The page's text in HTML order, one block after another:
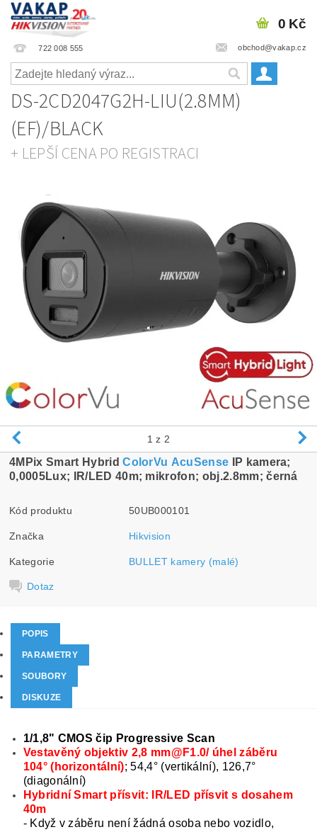
722 008 555 obchod@vakap.cz
0 Kč
DS-2CD2047G2H-LIU(2.8MM)
(EF)/BLACK
+ LEPŠÍ CENA PO REGISTRACI
1 z 2
4MPix Smart HybridColorVu AcuSense IP kamera;
0,0005Lux; IR/LED 40m; mikrofon; obj.2.8mm; černá
Kód produktu 50UB000101
Značka Hikvision
Kategorie BULLET kamery (malé)
Dotaz
POPIS
PARAMETRY
SOUBORY
DISKUZE
1/1,8" CMOS čip Progressive Scan
Vestavěný objektiv 2,8 mm@F1.0/ úhel záběru
104° (horizontální); 54,4° (vertikální), 126,7°
(diagonální)
Hybridní Smart přísvit: IR/LED přísvit s dosahem
40m
- Když v záběru není žádná osoba nebo vozidlo,